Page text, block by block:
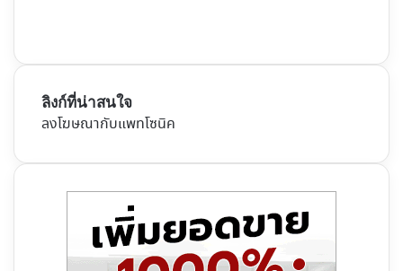
ลิงก์ที่น่าสนใจ
ลงโฆษณากับแพทโซนิค